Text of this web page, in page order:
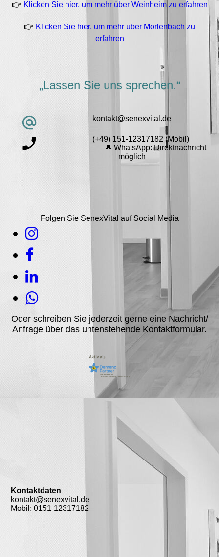
👉 Klicken Sie hier, um mehr über Weinheim zu erfahren
👉 Klicken Sie hier, um mehr über Mörlenbach zu
erfahren
„Lassen Sie uns sprechen.“
kontakt@senexvital.de
(+49) 151-12317182 (Mobil)
💬 WhatsApp: Direktnachricht
möglich
Folgen Sie SenexVital auf Social Media
Oder schreiben Sie jederzeit gerne eine Nachricht/
Anfrage über das untenstehende Kontaktformular.
Kontaktdaten
kontakt@senexvital.de
Mobil: 0151-12317182